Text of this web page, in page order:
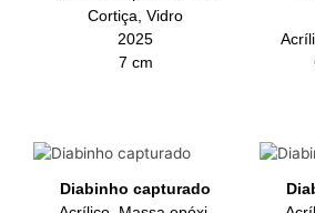
Cortiça, Vidro
2025
7 cm
Diabinho capturado